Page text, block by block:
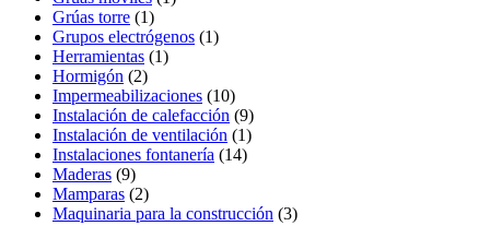
Grúas torre (1)
Grupos electrógenos (1)
Herramientas (1)
Hormigón (2)
Impermeabilizaciones (10)
Instalación de calefacción (9)
Instalación de ventilación (1)
Instalaciones fontanería (14)
Maderas (9)
Mamparas (2)
Maquinaria para la construcción (3)